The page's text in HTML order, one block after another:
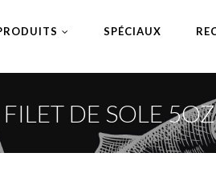
SPÉCIAUX
DE SOLE 5OZ